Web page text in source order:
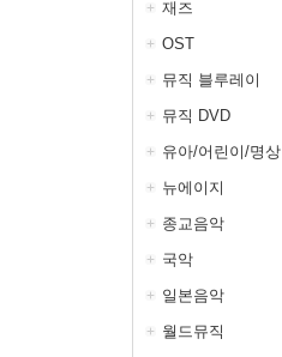
재즈
OST
뮤직 블루레이
뮤직 DVD
유아/어린이/명상
뉴에이지
종교음악
국악
일본음악
월드뮤직